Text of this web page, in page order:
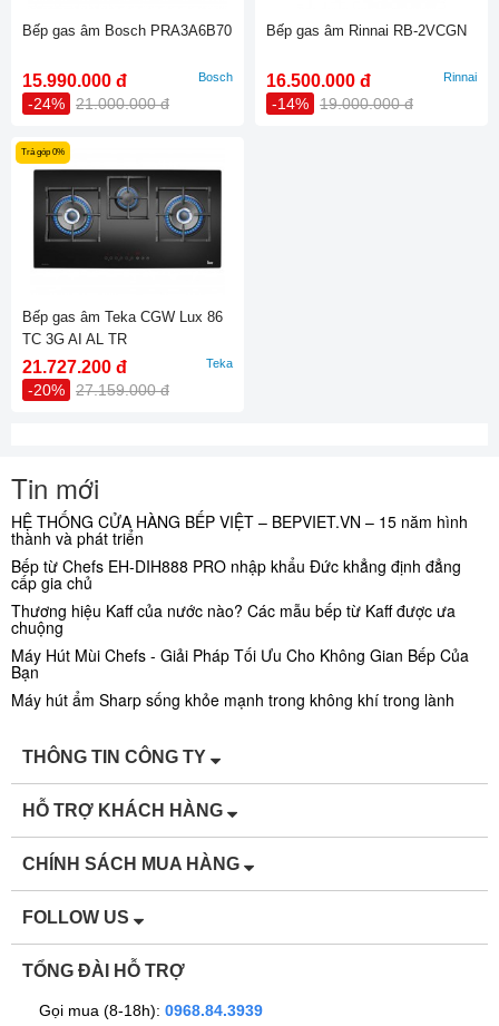
Bếp gas âm Bosch PRA3A6B70
15.990.000 đ
-24% 21.000.000 đ
Bosch
Bếp gas âm Rinnai RB-2VCGN
16.500.000 đ
-14% 19.000.000 đ
Rinnai
Trả góp 0%
Bếp gas âm Teka CGW Lux 86
TC 3G AI AL TR
21.727.200 đ
-20% 27.159.000 đ
Teka
Tin mới
HỆ THỐNG CỬA HÀNG BẾP VIỆT – BEPVIET.VN – 15 năm hình
thành và phát triển
Bếp từ Chefs EH-DIH888 PRO nhập khẩu Đức khẳng định đẳng
cấp gia chủ
Thương hiệu Kaff của nước nào? Các mẫu bếp từ Kaff được ưa
chuộng
Máy Hút Mùi Chefs - Giải Pháp Tối Ưu Cho Không Gian Bếp Của
Bạn
Máy hút ẩm Sharp sống khỏe mạnh trong không khí trong lành
THÔNG TIN CÔNG TY
HỖ TRỢ KHÁCH HÀNG
CHÍNH SÁCH MUA HÀNG
FOLLOW US
TỔNG ĐÀI HỖ TRỢ
Gọi mua (8-18h): 0968.84.3939